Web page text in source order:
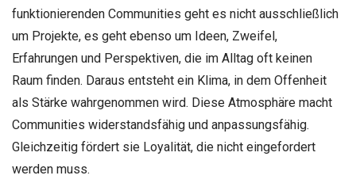
funktionierenden Communities geht es nicht ausschließlich
um Projekte, es geht ebenso um Ideen, Zweifel,
Erfahrungen und Perspektiven, die im Alltag oft keinen
Raum finden. Daraus entsteht ein Klima, in dem Offenheit
als Stärke wahrgenommen wird. Diese Atmosphäre macht
Communities widerstandsfähig und anpassungsfähig.
Gleichzeitig fördert sie Loyalität, die nicht eingefordert
werden muss.